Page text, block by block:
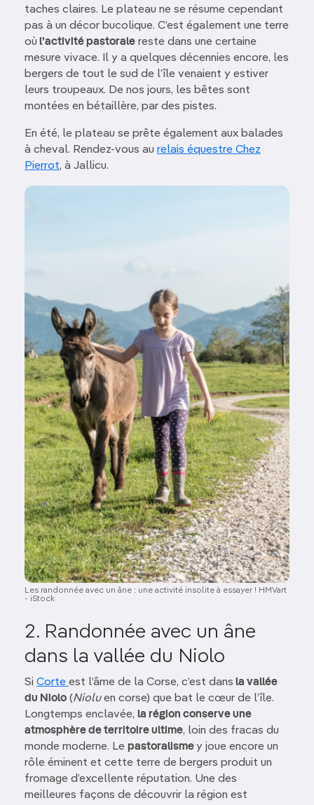
taches claires. Le plateau ne se résume cependant
pas à un décor bucolique. C’est également une terre
où l’activité pastorale reste dans une certaine
mesure vivace. Il y a quelques décennies encore, les
bergers de tout le sud de l’île venaient y estiver
leurs troupeaux. De nos jours, les bêtes sont
montées en bétaillère, par des pistes.
En été, le plateau se prête également aux balades
à cheval. Rendez-vous au relais équestre Chez
Pierrot, à Jallicu.
Image
Les randonnée avec un âne : une activité insolite à essayer ! HMVart
- iStock
2. Randonnée avec un âne
dans la vallée du Niolo
Si Corte est l’âme de la Corse, c’est dans la vallée
du Niolo (Nioluen corse) que bat le cœur de l’île.
Longtemps enclavée, la région conserve une
atmosphère de territoire ultime, loin des fracas du
monde moderne. Le pastoralismey joue encore un
rôle éminent et cette terre de bergers produit un
fromage d’excellente réputation. Une des
meilleures façons de découvrir la région est